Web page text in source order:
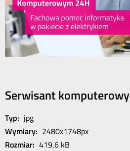
Serwisant komputerowy
Typ: jpg
Wymiary: 2480x1748px
Rozmiar: 419,6 kB